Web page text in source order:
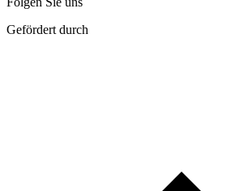
Gefördert durch